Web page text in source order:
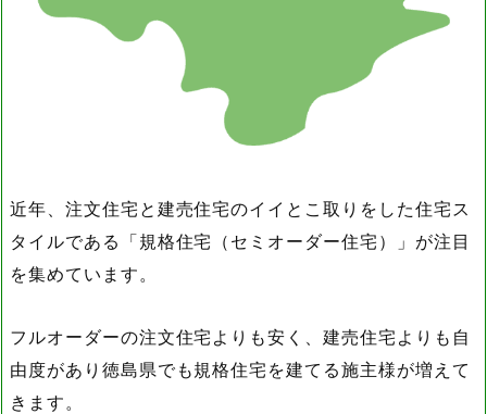
近年、注文住宅と建売住宅のイイとこ取りをした住宅ス
タイルである「規格住宅（セミオーダー住宅）」が注目
を集めています。
フルオーダーの注文住宅よりも安く、建売住宅よりも自
由度があり徳島県でも規格住宅を建てる施主様が増えて
きます。